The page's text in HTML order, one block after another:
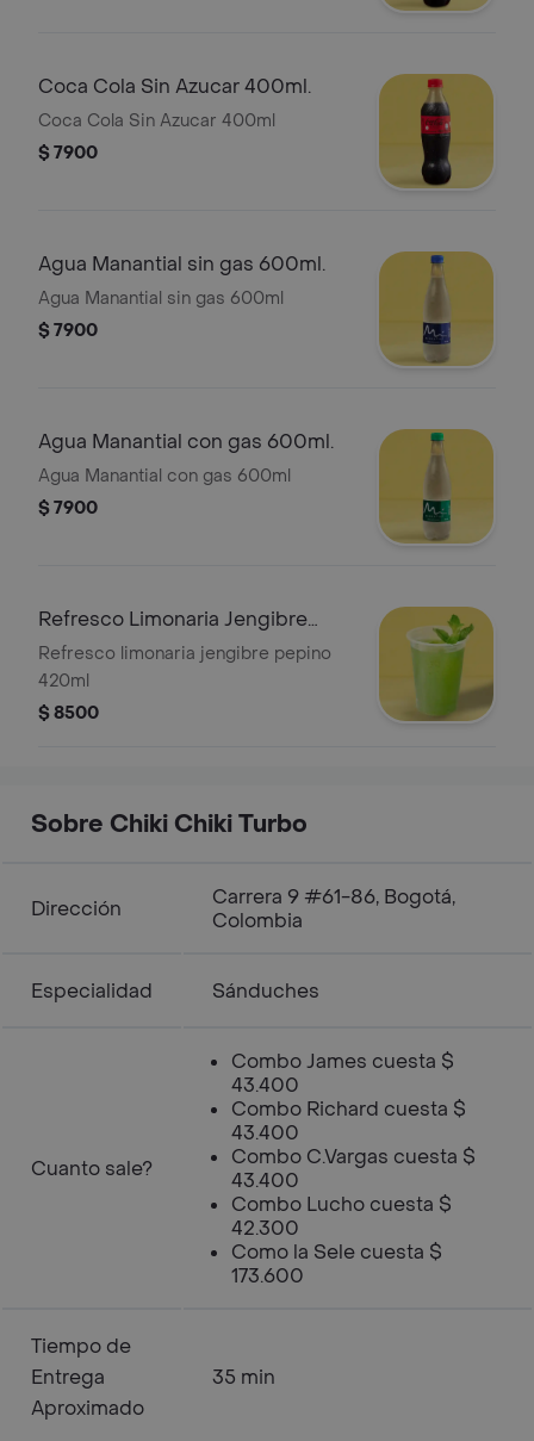
Coca Cola Sin Azucar 400ml.
Coca Cola Sin Azucar 400ml
$ 7900
Agua Manantial sin gas 600ml.
Agua Manantial sin gas 600ml
$ 7900
Agua Manantial con gas 600ml.
Agua Manantial con gas 600ml
$ 7900
Refresco Limonaria Jengibre
Pepino.
Refresco limonaria jengibre pepino
420ml
$ 8500
Sobre Chiki Chiki Turbo
Dirección
Carrera 9 #61-86, Bogotá,
Colombia
Especialidad Sánduches
Cuanto sale?
Combo James cuesta $
43.400
Combo Richard cuesta $
43.400
Combo C.Vargas cuesta $
43.400
Combo Lucho cuesta $
42.300
Como la Sele cuesta $
173.600
Tiempo de
Entrega
Aproximado
35 min